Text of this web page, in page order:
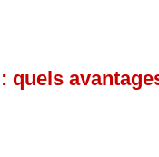
quels